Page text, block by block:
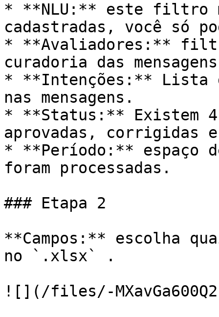
* **NLU:** este filtro
cadastradas, você só
* **Avaliadores:**
curadoria das
* **Intenções:** Lista
nas mensagens.
* **Status:** Existem 4
aprovadas, corrigidas
* **Período:** espaço
foram processadas.
### Etapa 2
**Campos:** escolha
no `.xlsx` .
![](/files/-